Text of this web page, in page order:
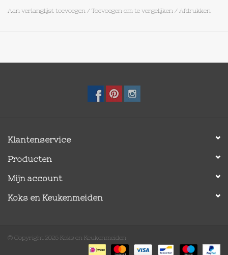
Aan verlanglijst toevoegen / Toevoegen om te vergelijken / Afdrukken
Klantenservice
Producten
Mijn account
Koks en Keukenmeiden
© Copyright 2026 Koks en Keukenmeiden